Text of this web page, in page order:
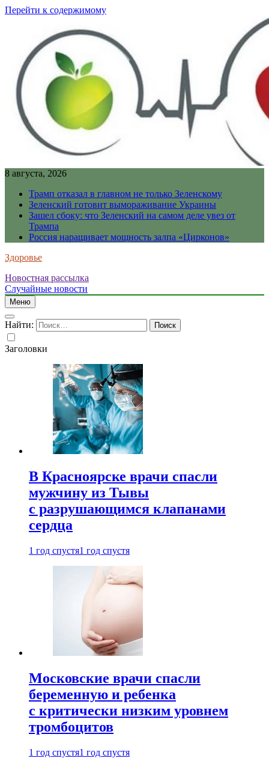
Перейти к содержимому
8 августа, 2026
Трамп отказал в главном не только Зеленскому
Зеленский готовит вымораживание Украины
Зашел сбоку: что Зеленский на самом деле увез от
Трампа
Россия наращивает мощность залпа «Цирконов»
Здоровье
Новостная рассылка
Случайные новости
Меню
Найти:
Заголовки
В Красноярске врачи спасли
мужчину из Тывы
с разрушающимся клапанами
сердца
1 год спустя1 год спустя
Московские врачи спасли
беременную и ребенка
с критически низким уровнем
тромбоцитов
1 год спустя1 год спустя